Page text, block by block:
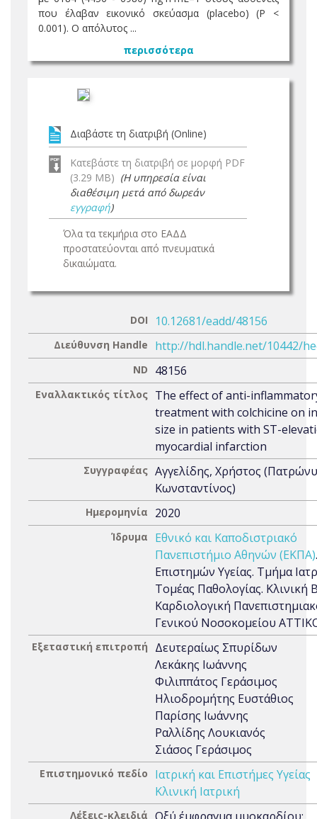
που έλαβαν εικονικό σκεύασμα (placebo) (P <
0.001). Ο απόλυτος ...
περισσότερα
Διαβάστε τη διατριβή (Online)
Κατεβάστε τη διατριβή σε μορφή PDF
(3.29 MB) (Η υπηρεσία είναι
διαθέσιμη μετά από δωρεάν
εγγραφή)
Όλα τα τεκμήρια στο ΕΑΔΔ
προστατεύονται από πνευματικά
δικαιώματα.
DOI 10.12681/eadd/48156
Διεύθυνση Handle http://hdl.handle.net/10442/
ND 48156
Εναλλακτικός τίτλος The effect of anti-
treatment with colchicine on
size in patients with ST-
myocardial infarction
Συγγραφέας Αγγελίδης, Χρήστος
Κωνσταντίνος)
Ημερομηνία 2020
Ίδρυμα
Εθνικό και Καποδιστριακό
Πανεπιστήμιο Αθηνών (ΕΚΠΑ)
Επιστημών Υγείας. Τμήμα
Τομέας Παθολογίας. Κλινική
Καρδιολογική
Γενικού Νοσοκομείου
Εξεταστική επιτροπή
Δευτεραίως Σπυρίδων
Λεκάκης Ιωάννης
Φιλιππάτος Γεράσιμος
Ηλιοδρομήτης Ευστάθιος
Παρίσης Ιωάννης
Ραλλίδης Λουκιανός
Σιάσος Γεράσιμος
Επιστημονικό πεδίο
Ιατρική και Επιστήμες Υγείας
Κλινική Ιατρική
Λέξεις-κλειδιά